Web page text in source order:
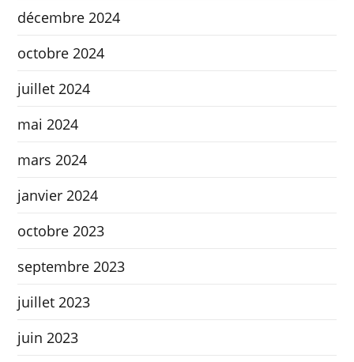
décembre 2024
octobre 2024
juillet 2024
mai 2024
mars 2024
janvier 2024
octobre 2023
septembre 2023
juillet 2023
juin 2023